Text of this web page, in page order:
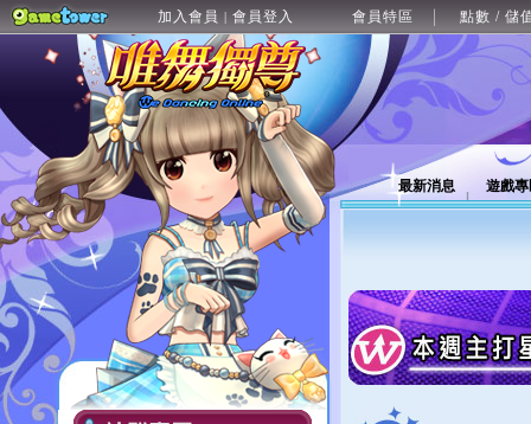
加入會員 | 會員登入 會員特區 點數 / 儲
最新消息 遊戲